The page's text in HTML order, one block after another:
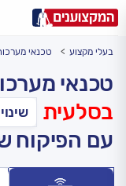
עיר: תל אביב,
בעלי מקצוע טכנאי
טכנאי
בסלעית
עם הפיקוח